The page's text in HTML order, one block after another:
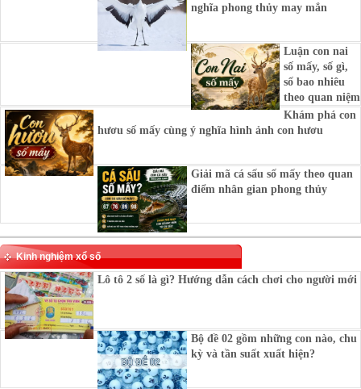
nghĩa phong thủy may mắn
Luận con nai
số mấy, số gì,
số bao nhiêu
theo quan niệm
Khám phá con
hươu số mấy cùng ý nghĩa hình ảnh con hươu
Giải mã cá sấu số mấy theo quan
điểm nhân gian phong thủy
Kinh nghiệm xổ số
Lô tô 2 số là gì? Hướng dẫn cách chơi cho người mới
Bộ đề 02 gồm những con nào, chu
kỳ và tần suất xuất hiện?